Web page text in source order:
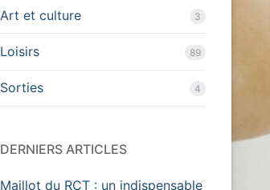
Art et culture 3
Loisirs 89
Sorties 4
DERNIERS ARTICLES
Maillot du RCT : un indispensable